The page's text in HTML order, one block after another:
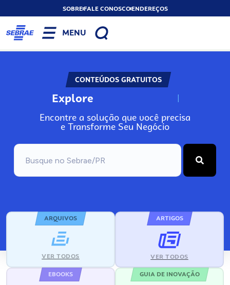
SOBREFALE CONOSCOENDEREÇOS
MENU
CONTEÚDOS GRATUITOS
Explore N
Encontre a solução que você precisa
e Transforme Seu Negócio
ARQUIVOS
VER TODOS
ARTIGOS
VER TODOS
EBOOKS GUIA DE INOVAÇÃO